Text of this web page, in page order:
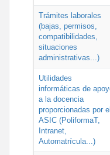
Trámites laborales
(bajas, permisos,
compatibilidades,
situaciones
administrativas...)
Utilidades
informáticas de
a la docencia
proporcionadas por el
ASIC (PoliformaT,
Intranet,
Automatrícula...)